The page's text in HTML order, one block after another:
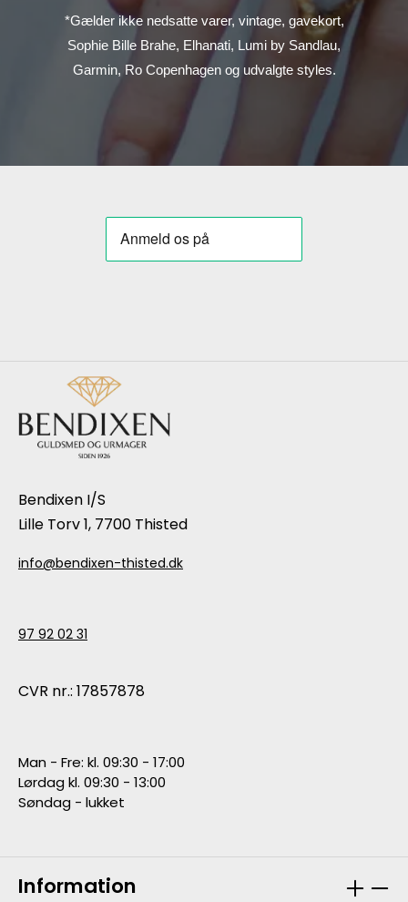
*Gælder ikke nedsatte varer, vintage, gavekort,
Sophie Bille Brahe, Elhanati, Lumi by Sandlau,
Garmin, Ro Copenhagen og udvalgte styles.
Bendixen I/S
Lille Torv 1, 7700 Thisted
info@bendixen-thisted.dk
97 92 02 31
CVR nr.: 17857878
Man - Fre: kl. 09:30 - 17:00
Lørdag kl. 09:30 - 13:00
Søndag - lukket
Information